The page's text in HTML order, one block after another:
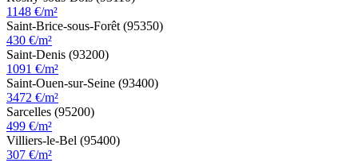
1148 €/m²
Saint-Brice-sous-Forêt (95350)
430 €/m²
Saint-Denis (93200)
1091 €/m²
Saint-Ouen-sur-Seine (93400)
3472 €/m²
Sarcelles (95200)
499 €/m²
Villiers-le-Bel (95400)
307 €/m²